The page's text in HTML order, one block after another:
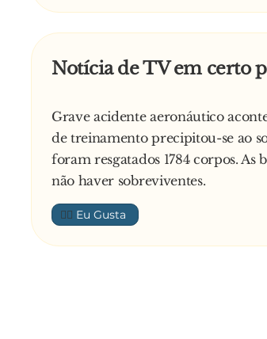
Notícia de TV em certo
Grave acidente aeronáutico
de treinamento precipitou-se ao
foram resgatados 1784 corpos.
não haver sobreviventes.
👍🏼